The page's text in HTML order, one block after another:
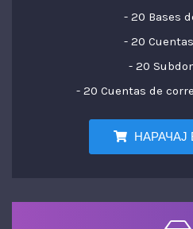
- 20 Bases
- 20
- 20
- 20 Cuentas de